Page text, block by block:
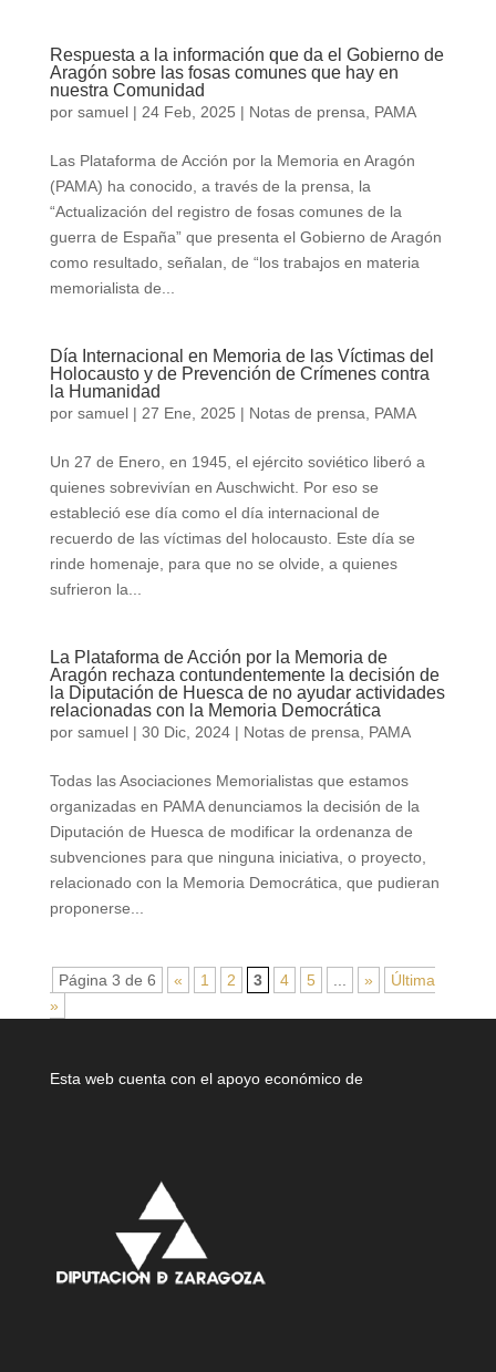
Respuesta a la información que da el Gobierno de
Aragón sobre las fosas comunes que hay en
nuestra Comunidad
por samuel| 24 Feb, 2025 | Notas de prensa PAMA
Las Plataforma de Acción por la Memoria en Aragón
(PAMA) ha conocido, a través de la prensa, la
“Actualización del registro de fosas comunes de la
guerra de España” que presenta el Gobierno de Aragón
como resultado, señalan, de “los trabajos en materia
memorialista de...
Día Internacional en Memoria de las Víctimas del
Holocausto y de Prevención de Crímenes contra
la Humanidad
por samuel| 27 Ene, 2025 | Notas de prensa PAMA
Un 27 de Enero, en 1945, el ejército soviético liberó a
quienes sobrevivían en Auschwicht. Por eso se
estableció ese día como el día internacional de
recuerdo de las víctimas del holocausto. Este día se
rinde homenaje, para que no se olvide, a quienes
sufrieron la...
La Plataforma de Acción por la Memoria de
Aragón rechaza contundentemente la decisión de
la Diputación de Huesca de no ayudar actividades
relacionadas con la Memoria Democrática
por samuel| 30 Dic, 2024| Notas de prensa PAMA
Todas las Asociaciones Memorialistas que estamos
organizadas en PAMA denunciamos la decisión de la
Diputación de Huesca de modificar la ordenanza de
subvenciones para que ninguna iniciativa, o proyecto,
relacionado con la Memoria Democrática, que pudieran
proponerse...
Página 3 de 6 « 1 2 3 4 5 »
Última
»
Esta web cuenta con el apoyo económico de